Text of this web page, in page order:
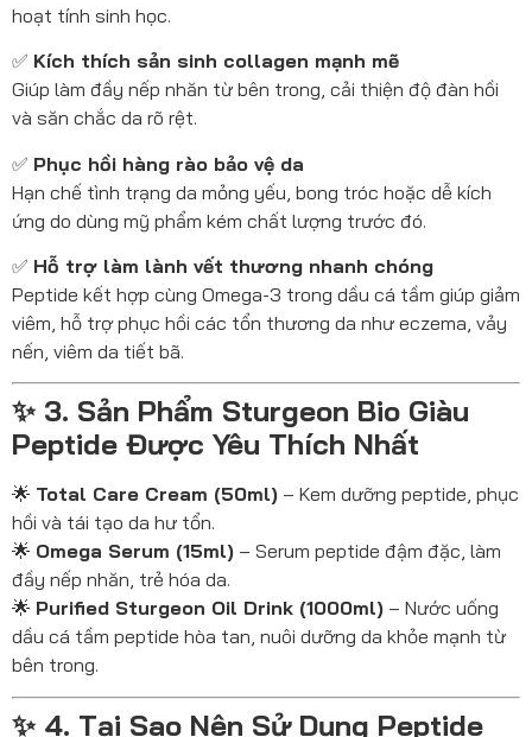
hoạt tính sinh học.
✅ Kích thích sản sinh collagen mạnh mẽ
Giúp làm đầy nếp nhăn từ bên trong, cải thiện độ đàn hồi
và săn chắc da rõ rệt.
✅ Phục hồi hàng rào bảo vệ da
Hạn chế tình trạng da mỏng yếu, bong tróc hoặc dễ kích
ứng do dùng mỹ phẩm kém chất lượng trước đó.
✅ Hỗ trợ làm lành vết thương nhanh chóng
Peptide kết hợp cùng Omega-3 trong dầu cá tầm giúp giảm
viêm, hỗ trợ phục hồi các tổn thương da như eczema, vảy
nến, viêm da tiết bã.
✨ 3. Sản Phẩm Sturgeon Bio Giàu
Peptide Được Yêu Thích Nhất
🌟 Total Care Cream (50ml) – Kem dưỡng peptide, phục
hồi và tái tạo da hư tổn.
🌟 Omega Serum (15ml) – Serum peptide đậm đặc, làm
đầy nếp nhăn, trẻ hóa da.
🌟 Purified Sturgeon Oil Drink (1000ml) – Nước uống
dầu cá tầm peptide hòa tan, nuôi dưỡng da khỏe mạnh từ
bên trong.
✨ 4. Tại Sao Nên Sử Dụng Peptide